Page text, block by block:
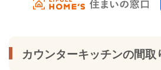
カウンターキッチンの間取